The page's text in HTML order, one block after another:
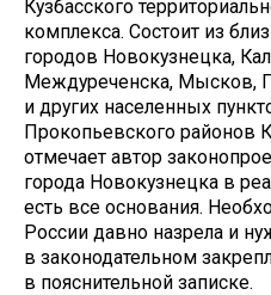
Кузбасского
комплекса. Состоит из
городов Новокузнецка,
Междуреченска, Мысков,
и других населенных
Прокопьевского районов
отмечает автор
города Новокузнецка в
есть все основания.
России давно назрела и
в законодательном
в пояснительной записке.